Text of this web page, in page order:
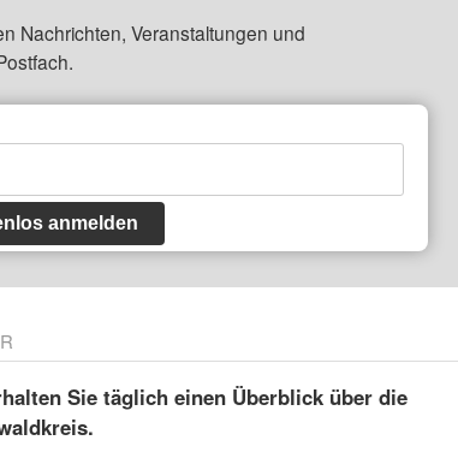
Nachrichten, Veranstaltungen und
anmelden
Sie täglich einen Überblick über die